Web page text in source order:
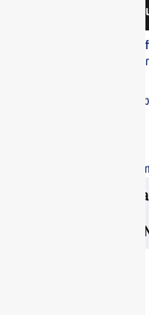
Livraison standard
Profitez d’une
Tous nos produits
Bénéficiez d’une